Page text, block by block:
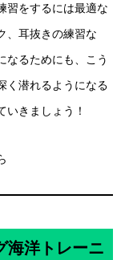
習をするには最適な
、耳抜きの練習な
なるためにも、こう
く潜れるようになる
いきましょう！
海洋トレーニ